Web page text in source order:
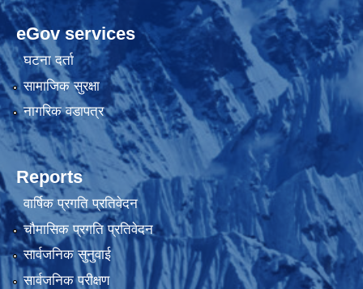
eGov services
घटना दर्ता
सामाजिक सुरक्षा
नागरिक वडापत्र
Reports
वार्षिक प्रगति प्रतिवेदन
चौमासिक प्रगति प्रतिवेदन
सार्वजनिक सुनुवाई
सार्वजनिक परीक्षण